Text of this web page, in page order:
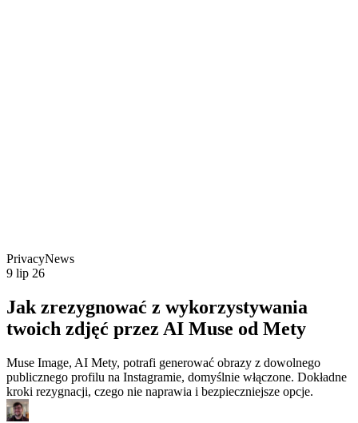
PrivacyNews
9 lip 26
Jak zrezygnować z wykorzystywania
twoich zdjęć przez AI Muse od Mety
Muse Image, AI Mety, potrafi generować obrazy z dowolnego
publicznego profilu na Instagramie, domyślnie włączone. Dokładne
kroki rezygnacji, czego nie naprawia i bezpieczniejsze opcje.